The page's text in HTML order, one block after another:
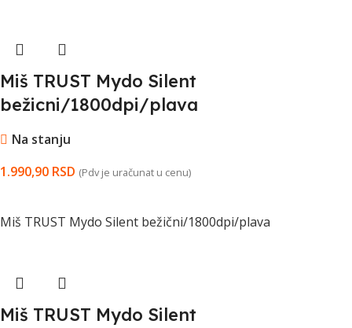
Miš TRUST Mydo Silent
bežicni/1800dpi/plava
Na stanju
1.990,90 RSD (Pdv je uračunat u cenu)
Miš TRUST Mydo Silent bežični/1800dpi/plava
Miš TRUST Mydo Silent